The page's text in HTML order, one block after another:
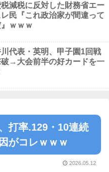
税減税に反対した財務省エー
民『これ政治家が間違って
ｗｗｗ
川代表・英明、甲子園1回戦
→大会前半の好カードを一
打率.129・10連続
がコレｗｗｗ
2026.05.12